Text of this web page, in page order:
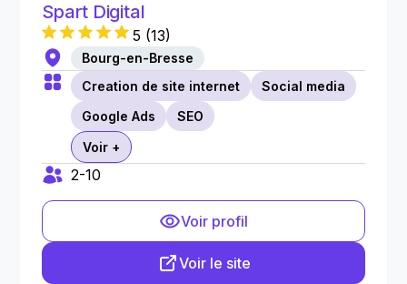
Spart Digital
5 (13)
Bourg-en-Bresse
Creation de site internet
Social media
Google Ads
SEO
Voir +
2-10
Voir profil
Voir le site